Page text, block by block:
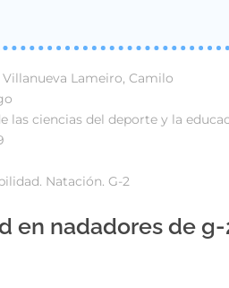
Lameiro, Camilo
las ciencias del deporte y la
Natación. G-2
en nadadores de g-